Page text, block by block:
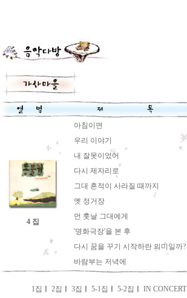
4 집
아침이면
우리 이야기
내 잘못이었어
다시 제자리로
그대 흔적이 사라질 때까지
옛 정거장
먼 훗날 그대에게
'명화극장'을 본 후
다시 꿈을 꾸기 시작하란 의미일까?
바람부는 저녁에
1집 2집 3집 5-1집 5-2집 IN CONCERT